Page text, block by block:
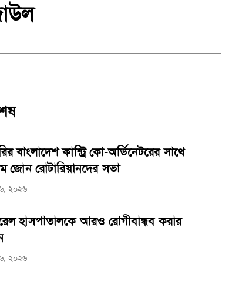
বাংলাদেশ কান্ট্রি কো-অর্ডিনেটরের সাথে
জোন রোটারিয়ানদের সভা
২০২৬
হাসপাতালকে আরও রোগীবান্ধব করার
২০২৬